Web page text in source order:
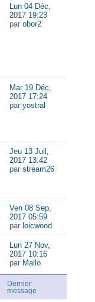
Lun 04 Déc,
2017 19:23
par obor2
Mar 19 Déc,
2017 17:24
par yostral
Jeu 13 Juil,
2017 13:42
par stream26
Ven 08 Sep,
2017 05:59
par loicwood
Lun 27 Nov,
2017 10:16
par Mallo
Dernier
message